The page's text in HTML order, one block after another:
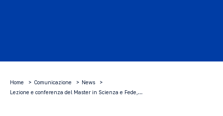
Home Comunicazione
News
Lezione e conferenza del Master in Scienza e Fede,…